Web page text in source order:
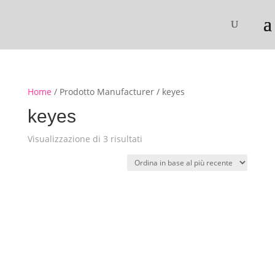
Home / Prodotto Manufacturer / keyes
keyes
Visualizzazione di 3 risultatiOrdina
base